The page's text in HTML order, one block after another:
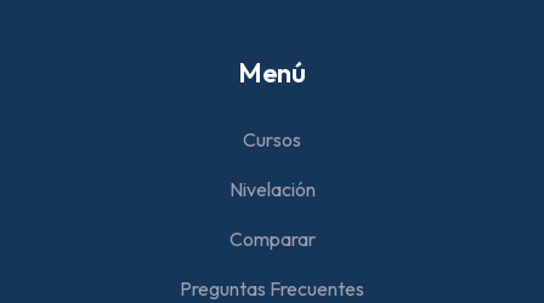
Menú
Cursos
Nivelación
Comparar
Preguntas Frecuentes